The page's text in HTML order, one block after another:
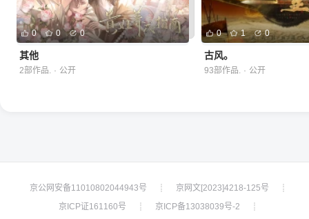
0 0 0
其他
2部作品. · 公开
0 1 0
古风。
93部作品. · 公开
京公网安备11010802044943号 ┊ 京网文[2023]4218-125号
┊
京ICP证161160号
┊ 京ICP备13038039号-2
┊